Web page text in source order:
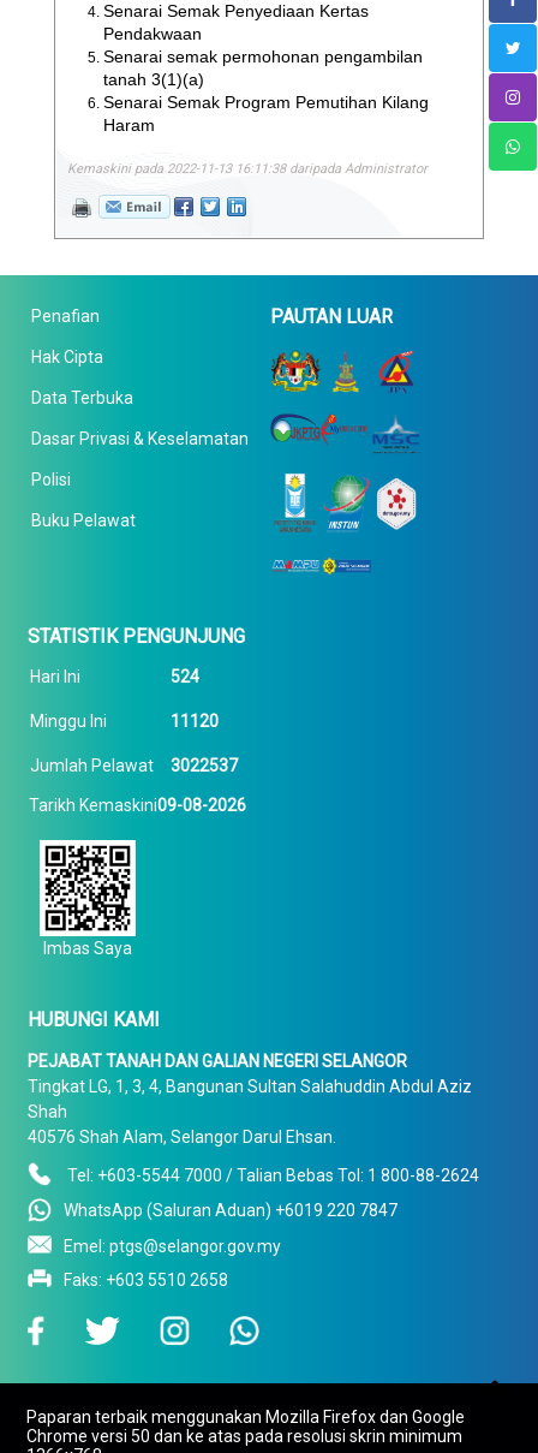
Senarai Semak Penyediaan Kertas
Pendakwaan
Senarai semak permohonan pengambilan
tanah 3(1)(a)
Senarai Semak Program Pemutihan Kilang
Haram
Kemaskini pada 2022-11-13 16:11:38 daripada Administrator
Penafian
Hak Cipta
Data Terbuka
Dasar Privasi & Keselamatan
Polisi
Buku Pelawat
PAUTAN LUAR
STATISTIK PENGUNJUNG
Hari Ini 524
Minggu Ini 11120
Jumlah Pelawat 3022537
Tarikh Kemaskini09-08-2026
Imbas Saya
HUBUNGI KAMI
PEJABAT TANAH DAN GALIAN NEGERI SELANGOR
Tingkat LG, 1, 3, 4, Bangunan Sultan Salahuddin Abdul Aziz
Shah
40576 Shah Alam, Selangor Darul Ehsan.
Tel: +603-5544 7000 / Talian Bebas Tol: 1 800-88-2624
WhatsApp (Saluran Aduan) +6019 220 7847
Emel: ptgs@selangor.gov.my
Faks: +603 5510 2658

To Top
Paparan terbaik menggunakan Mozilla Firefox dan Google
Chrome versi 50 dan ke atas pada resolusi skrin minimum